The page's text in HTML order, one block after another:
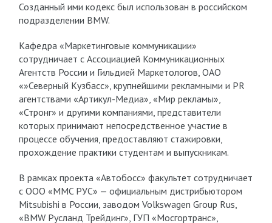
Созданный ими кодекс был использован в российском
подразделении BMW.
Кафедра «Маркетинговые коммуникации»
сотрудничает с Ассоциацией Коммуникационных
Агентств России и Гильдией Маркетологов, ОАО
«»Северный Кузбасс», крупнейшими рекламными и PR
агентствами «Артикул-Медиа», «Мир рекламы»,
«Стронг» и другими компаниями, представители
которых принимают непосредственное участие в
процессе обучения, предоставляют стажировки,
прохождение практики студентам и выпускникам.
В рамках проекта «Автобосс» факультет сотрудничает
с ООО «MMC РУС» — официальным дистрибьютором
Mitsubishi в России, заводом Volkswagen Group Rus,
«BMW Русланд Трейдинг», ГУП «Мосгортранс»,